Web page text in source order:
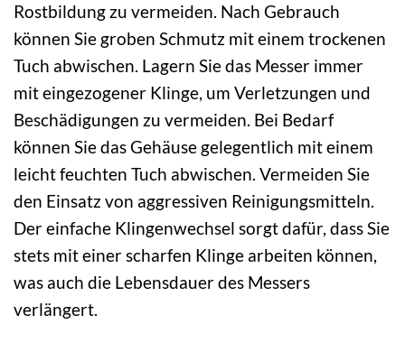
Rostbildung zu vermeiden. Nach Gebrauch
können Sie groben Schmutz mit einem trockenen
Tuch abwischen. Lagern Sie das Messer immer
mit eingezogener Klinge, um Verletzungen und
Beschädigungen zu vermeiden. Bei Bedarf
können Sie das Gehäuse gelegentlich mit einem
leicht feuchten Tuch abwischen. Vermeiden Sie
den Einsatz von aggressiven Reinigungsmitteln.
Der einfache Klingenwechsel sorgt dafür, dass Sie
stets mit einer scharfen Klinge arbeiten können,
was auch die Lebensdauer des Messers
verlängert.